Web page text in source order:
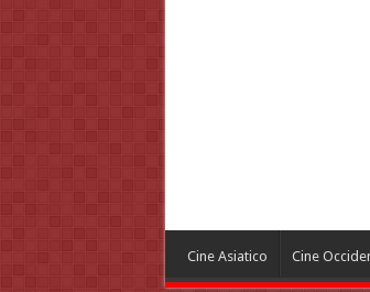
Cine Asiatico Cine